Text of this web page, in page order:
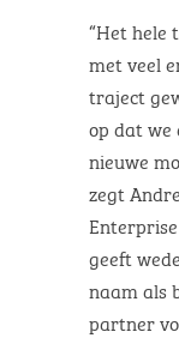
“Het hele
met veel
traject
op dat
nieuwe
zegt
geeft
naam als
partner